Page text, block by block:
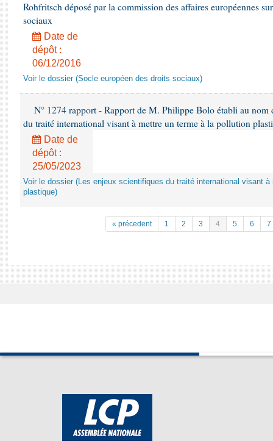
Rohfritsch déposé par la commission des affaires européennes
sociaux
Date de
dépôt :
06/12/2016
Voir le dossier (Socle européen des droits sociaux)
N° 1274 rapport - Rapport de M. Philippe Bolo établi au
du traité international visant à mettre un terme à la pollution
Date de
dépôt :
25/05/2023
Voir le dossier (Les enjeux scientifiques du traité international visant
plastique)
« précedent 1 2 3 4 5 6 7